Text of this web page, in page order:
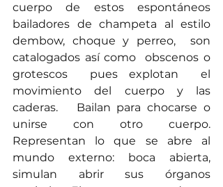
cuerpo de estos espontáneos
bailadores de champeta al estilo
dembow, choque y perreo,  son
catalogados así como  obscenos o
grotescos  pues explotan  el
movimiento del cuerpo y las
caderas.   Bailan para chocarse o
unirse con otro cuerpo.
Representan lo que se abre al
mundo externo: boca abierta,
simulan abrir sus órganos